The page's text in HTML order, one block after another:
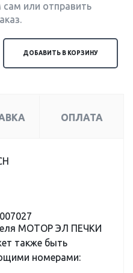
или отправить
ДОБАВИТЬ В КОРЗИНУ
ОПЛАТА
МОТОР ЭЛ ПЕЧКИ
также быть
номерами: